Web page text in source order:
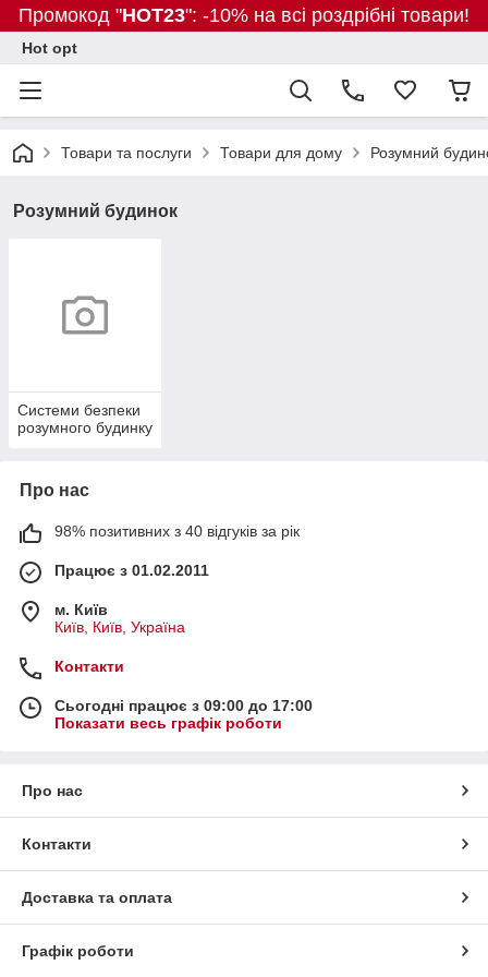
Промокод "HOT23": -10% на всі роздрібні товари!
Hot opt
Товари та послуги Товари для дому Розумний
Розумний будинок
Системи безпеки
розумного будинку
Про нас
98% позитивних з 40 відгуків за рік
Працює з 01.02.2011
м. Київ
Київ, Київ, Україна
Контакти
Сьогодні працює з 09:00 до 17:00
Показати весь графік роботи
Про нас
Контакти
Доставка та оплата
Графік роботи